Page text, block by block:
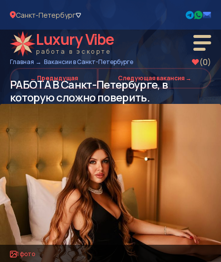
Санкт-Петербург
Luxury Vibe
работа в эскорте
Главная
Вакансии в Санкт-Петербурге (0)
← Предыдущая Следующая вакансия →
РАБОТА В Санкт-Петербурге, в
которую сложно поверить.
1 фото